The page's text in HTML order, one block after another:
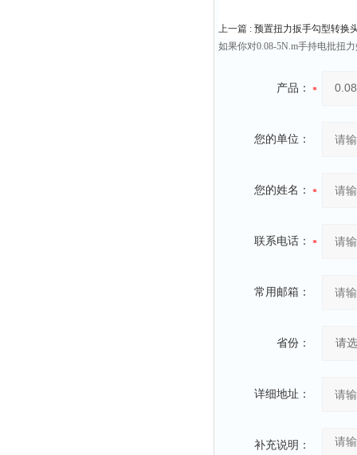
上一篇 : 预置扭力扳手勾型转换
如果你对0.08-5N.m手持电批扭
产品：
您的单位：
您的姓名：
联系电话：
常用邮箱：
省份：
详细地址：
补充说明：